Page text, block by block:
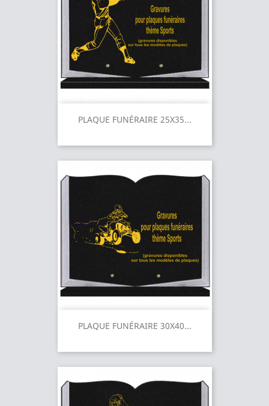
PLAQUE FUNÉRAIRE 25X35...
PLAQUE FUNÉRAIRE 30X40...